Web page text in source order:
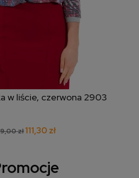
w liście, czerwona 2903
zł111,30 zł